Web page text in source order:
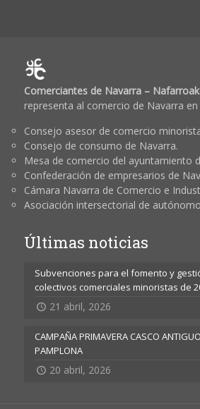
Comerciantes de Navarra –
representa al comercio de Navarra
Consejo asesor de comercio
Consejo de consumo de Navarra.
Mesa de comercio del ayuntamiento
Confederación de empresarios de
Cámara Navarra de Comercio e
Asociación intersectorial de
Últimas noticias
Subvenciones para el fomento y
colectivos comerciales minoristas de
21 abril, 2026
CAMPAÑA PRIMAVERA CASCO
PAMPLONA
20 abril, 2026